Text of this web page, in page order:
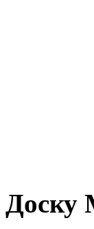
Доску